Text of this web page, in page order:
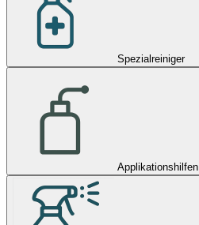
Spezialreiniger
Applikationshilfen